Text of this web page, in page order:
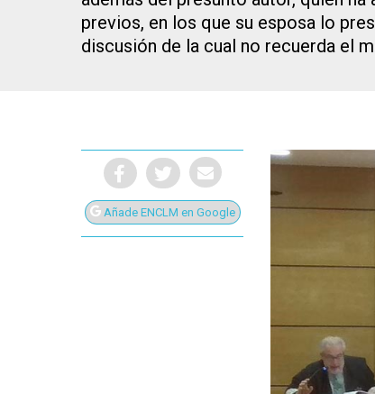
Presiona Intro para buscar o ESC para
previos, en los que su esposa lo
discusión de la cual no recuerda el
Añade ENCLM en Google